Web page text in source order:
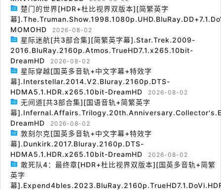
楚门的世界[HDR+杜比视界双版本][简繁英字
幕
MOMOHD
2026-08-02
星际迷航[共3部合集][简繁英字幕].Star.Trek.2009-
2016.BluRay.2160p.Atmos.TrueHD7.1.x265.10bit-
DreamHD
2026-08-02
星际穿越[国英多音轨+中文字幕+特效字
幕].Interstellar.2014.V2.Bluray.2160p.DTS-
HDMA5.1.HDR.x265.10bit-DreamHD
2026-08-02
无间道[共3部合集][国语音轨+简繁英字
幕
DreamHD
2026-08-02
敦刻尔克[国英多音轨+中文字幕+特效字
幕].Dunkirk.2017.Bluray.2160p.DTS-
HDMA5.1.HDR.x265.10bit-DreamHD
2026-08-02
敢死队4：最终章[HDR+杜比视界双版本][国英多音轨+简繁
英字
幕